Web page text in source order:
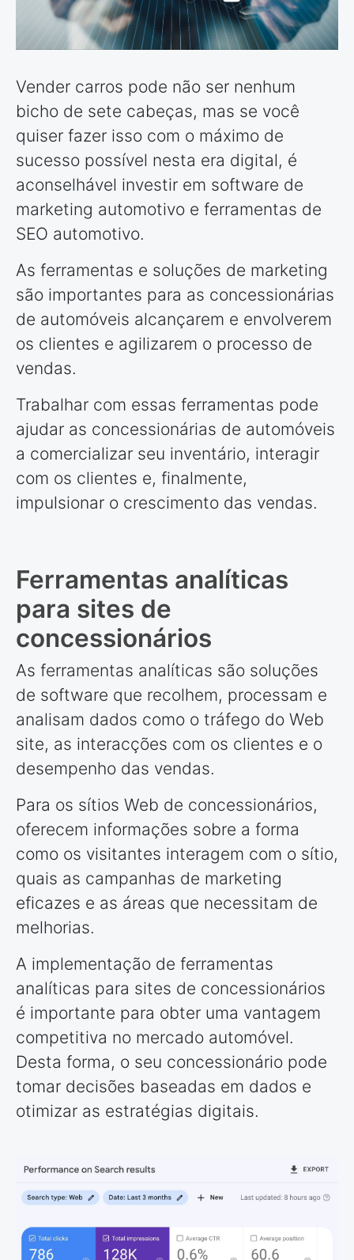
Vender carros pode não ser nenhum
bicho de sete cabeças, mas se você
quiser fazer isso com o máximo de
sucesso possível nesta era digital, é
aconselhável investir em software de
marketing automotivo e ferramentas de
SEO automotivo.
As ferramentas e soluções de marketing
são importantes para as concessionárias
de automóveis alcançarem e envolverem
os clientes e agilizarem o processo de
vendas.
Trabalhar com essas ferramentas pode
ajudar as concessionárias de automóveis
a comercializar seu inventário, interagir
com os clientes e, finalmente,
impulsionar o crescimento das vendas.
Ferramentas analíticas
para sites de
concessionários
As ferramentas analíticas são soluções
de software que recolhem, processam e
analisam dados como o tráfego do Web
site, as interacções com os clientes e o
desempenho das vendas.
Para os sítios Web de concessionários,
oferecem informações sobre a forma
como os visitantes interagem com o sítio,
quais as campanhas de marketing
eficazes e as áreas que necessitam de
melhorias.
A implementação de ferramentas
analíticas para sites de concessionários
é importante para obter uma vantagem
competitiva no mercado automóvel.
Desta forma, o seu concessionário pode
tomar decisões baseadas em dados e
otimizar as estratégias digitais.